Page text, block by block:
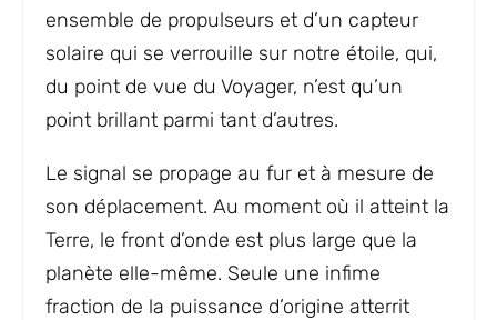
ensemble de propulseurs et d’un capteur
solaire qui se verrouille sur notre étoile, qui,
du point de vue du Voyager, n’est qu’un
point brillant parmi tant d’autres.
Le signal se propage au fur et à mesure de
son déplacement. Au moment où il atteint la
Terre, le front d’onde est plus large que la
planète elle-même. Seule une infime
fraction de la puissance d’origine atterrit